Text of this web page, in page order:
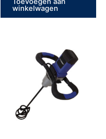
winkelwagen